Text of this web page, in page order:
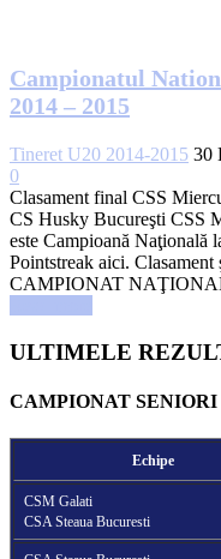
Campionatul
2014 – 2015
Tineret U20 2014-2015 30
0
Clasament final CSS
CS Husky Bucureşti CSS
este Campioană Naţională
Pointstreak aici.
CAMPIONAT
ULTIMELE
CAMPIONAT SENIORI
Echipe
CSM Galati
CSA Steaua Bucuresti